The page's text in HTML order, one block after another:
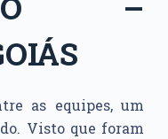
as equipes, um
Visto que foram